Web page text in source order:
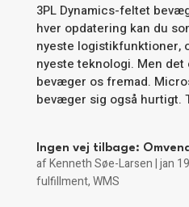
3PL Dynamics-feltet
hver opdatering kan du
nyeste logistikfunktioner,
nyeste teknologi. Men det
bevæger os fremad.
bevæger sig også hurtigt.
Ingen vej tilbage:
afKenneth Søe-Larsen|jan
fulfillment,WMS